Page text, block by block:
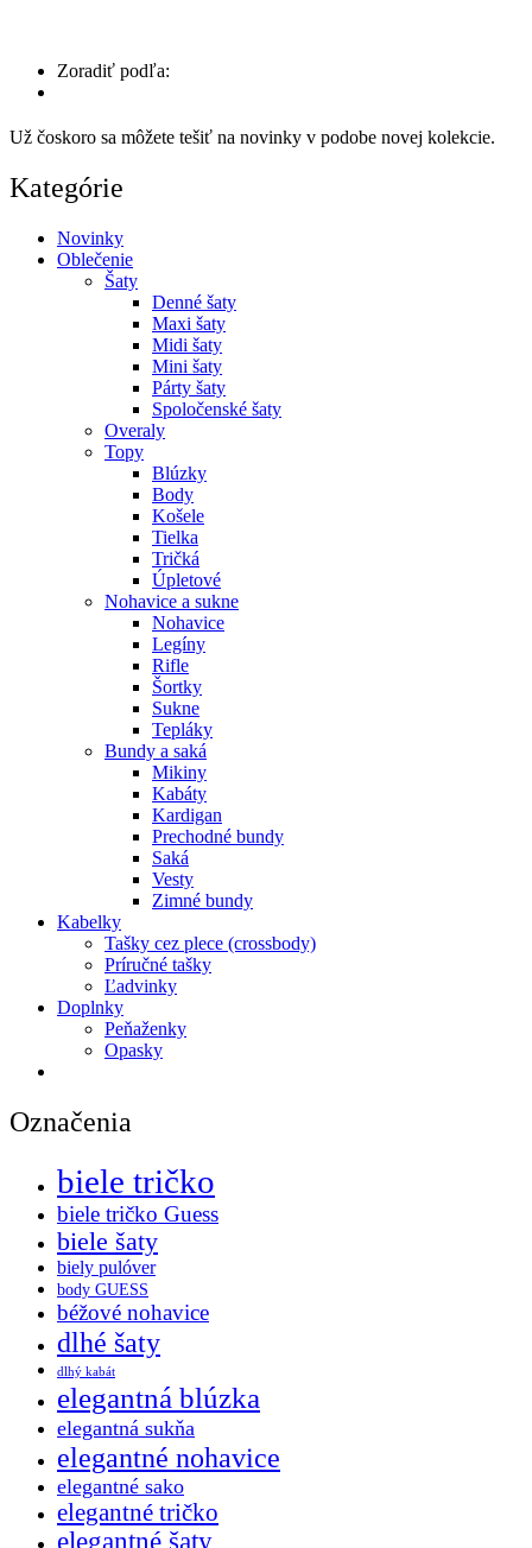
Zoradiť podľa:
Už čoskoro sa môžete tešiť na novinky v podobe novej kolekcie.
Kategórie
Novinky
Oblečenie
Šaty
Denné šaty
Maxi šaty
Midi šaty
Mini šaty
Párty šaty
Spoločenské šaty
Overaly
Topy
Blúzky
Body
Košele
Tielka
Tričká
Úpletové
Nohavice a sukne
Nohavice
Legíny
Rifle
Šortky
Sukne
Tepláky
Bundy a saká
Mikiny
Kabáty
Kardigan
Prechodné bundy
Saká
Vesty
Zimné bundy
Kabelky
Tašky cez plece (crossbody)
Príručné tašky
Ľadvinky
Doplnky
Peňaženky
Opasky
Označenia
biele tričko
biele tričko Guess
biele šaty
biely pulóver
body GUESS
béžové nohavice
dlhé šaty
dlhý kabát
elegantná blúzka
elegantná sukňa
elegantné nohavice
elegantné sako
elegantné tričko
elegantné šaty